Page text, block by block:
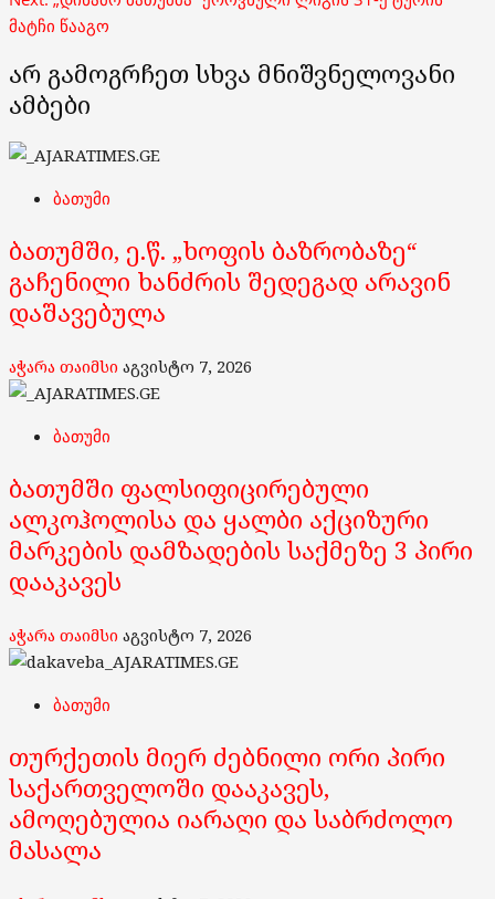
მატჩი წააგო
არ გამოგრჩეთ სხვა მნიშვნელოვანი
ამბები
ბათუმი
ბათუმში, ე.წ. „ხოფის ბაზრობაზე“
გაჩენილი ხანძრის შედეგად არავინ
დაშავებულა
აჭარა თაიმსი აგვისტო 7, 2026
ბათუმი
ბათუმში ფალსიფიცირებული
ალკოჰოლისა და ყალბი აქციზური
მარკების დამზადების საქმეზე 3 პირი
დააკავეს
აჭარა თაიმსი აგვისტო 7, 2026
ბათუმი
თურქეთის მიერ ძებნილი ორი პირი
საქართველოში დააკავეს,
ამოღებულია იარაღი და საბრძოლო
მასალა